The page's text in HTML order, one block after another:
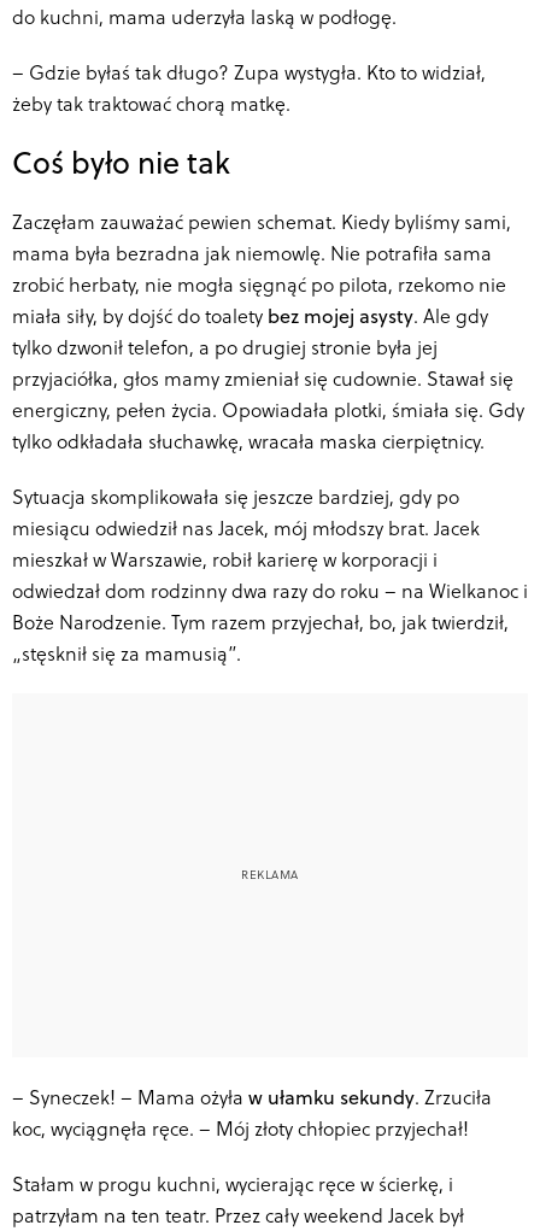
do kuchni, mama uderzyła laską w podłogę.
– Gdzie byłaś tak długo? Zupa wystygła. Kto to widział,
żeby tak traktować chorą matkę.
Coś było nie tak
Zaczęłam zauważać pewien schemat. Kiedy byliśmy sami,
mama była bezradna jak niemowlę. Nie potrafiła sama
zrobić herbaty, nie mogła sięgnąć po pilota, rzekomo nie
miała siły, by dojść do toalety bez mojej asysty. Ale gdy
tylko dzwonił telefon, a po drugiej stronie była jej
przyjaciółka, głos mamy zmieniał się cudownie. Stawał się
energiczny, pełen życia. Opowiadała plotki, śmiała się. Gdy
tylko odkładała słuchawkę, wracała maska cierpiętnicy.
Sytuacja skomplikowała się jeszcze bardziej, gdy po
miesiącu odwiedził nas Jacek, mój młodszy brat. Jacek
mieszkał w Warszawie, robił karierę w korporacji i
odwiedzał dom rodzinny dwa razy do roku – na Wielkanoc i
Boże Narodzenie. Tym razem przyjechał, bo, jak twierdził,
„stęsknił się za mamusią”.
– Syneczek! – Mama ożyła w ułamku sekundy. Zrzuciła
koc, wyciągnęła ręce. – Mój złoty chłopiec przyjechał!
Stałam w progu kuchni, wycierając ręce w ścierkę, i
patrzyłam na ten teatr. Przez cały weekend Jacek był